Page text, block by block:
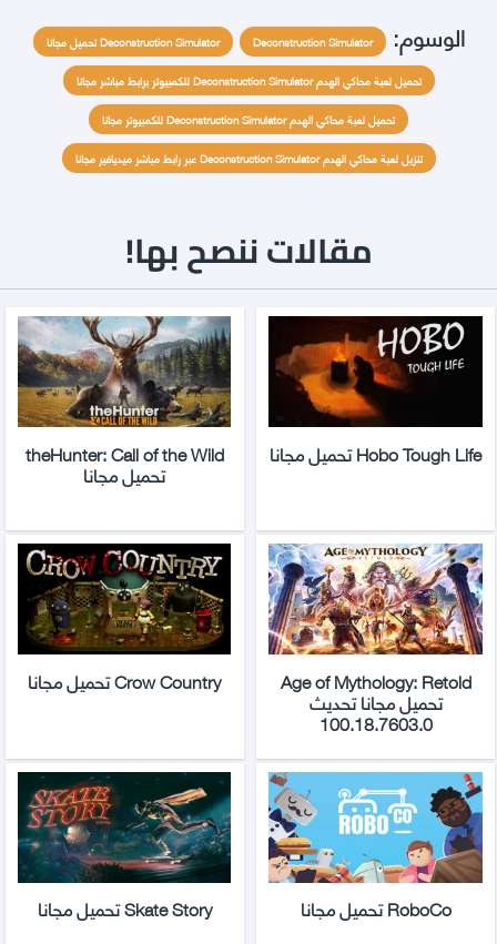
الوسوم: Deconstruction Simulator
Deconstruction Simulator تحميل مجانا
تحميل لعبة محاكي الهدم Deconstruction Simulator للكمبيوتر برابط مباشر مجانا
تحميل لعبة محاكي الهدم Deconstruction Simulator للكمبيوتر مجانا
تنزيل لعبة محاكي الهدم Deconstruction Simulator عبر رابط مباشر ميديافير مجانا
مقالات ننصح بها!
Hobo Tough Life تحميل مجانا theHunter: Call of the Wild
تحميل مجانا
Age of Mythology: Retold
تحميل مجانا تحديث
100.18.7603.0
Crow Country تحميل مجانا
RoboCo تحميل مجانا Skate Story تحميل مجانا